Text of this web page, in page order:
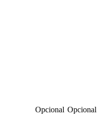
Opcional Opcional